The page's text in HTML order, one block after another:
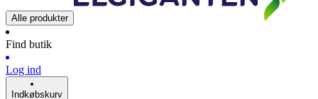
Alle produkter
Find butik
Log ind
Indkøbskurv